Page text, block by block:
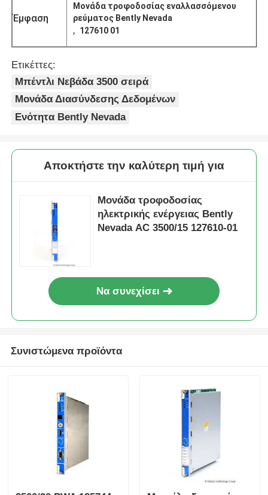
Σπίτι
Προϊόντα
Σχετικά με εμάς
Έλεγχος Ποιότητας
Επικοινωνήστε μαζί μας
Ζητήστε Προσφορά
Ανταλλακτικά Omron PLC
Η Yokogawa Stardom PLC
Hima Safety Plc
Foxboro PLC
Έμφαση
Μονάδα τροφοδοσίας εναλλασσόμενου
ρεύματος Bently Nevada
, 127610 01
Ετικέττες:
Μπέντλι Νεβάδα 3500 σειρά
Μονάδα Διασύνδεσης Δεδομένων
Ενότητα Bently Nevada
Αποκτήστε την καλύτερη τιμή για
Μονάδα τροφοδοσίας
ηλεκτρικής ενέργειας Bently
Nevada AC 3500/15 127610-01
Να συνεχίσει
Συνιστώμενα προϊόντα